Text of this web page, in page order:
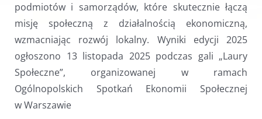
podmiotów i samorządów, które skutecznie łączą
misję społeczną z działalnością ekonomiczną,
wzmacniając rozwój lokalny. Wyniki edycji 2025
ogłoszono 13 listopada 2025 podczas gali „Laury
Społeczne”, organizowanej w ramach
Ogólnopolskich Spotkań Ekonomii Społecznej
w Warszawie